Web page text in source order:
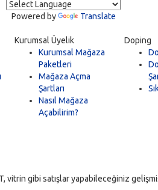
Powered by Translate
Kurumsal Üyelik
Kurumsal Mağaza
Paketleri
Mağaza Açma
Şartları
Nasıl Mağaza
Açabilirim?
Doping
vitrin gibi satışlar yapabileceğiniz